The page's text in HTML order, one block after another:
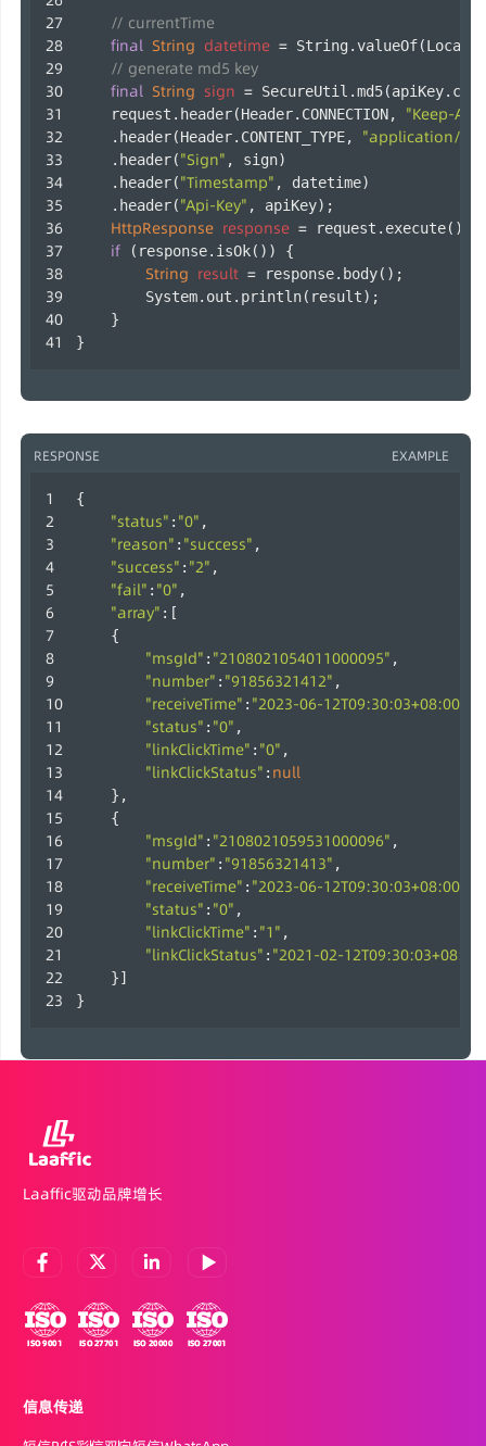
// currentTime
final String datetime =
// generate md5 key
final String sign =
    request.header(Header.CONNECTION,
"Keep-
    .header(Header.CONTENT_TYPE,
"application/
    .header(
"Sign" , sign)
    .header(
"Timestamp" , datetime)
    .header(
"Api-Key" , apiKey);
HttpResponse response = request.execute();
if (response.isOk()) {
String result = response.body();
        System.out.println(result);
    }
}
RESPONSE EXAMPLE
{
"status" : "0" ,
"reason" : "success" ,
"success" : "2" ,
"fail" : "0" ,
"array" :[
    {
"msgId" : "2108021054011000095" ,
"number" : "91856321412" ,
"receiveTime" : "2023-06-12T09:30:03+08:00"
"status" : "0" ,
"linkClickTime" : "0" ,
"linkClickStatus" : null
    },
    {
"msgId" : "2108021059531000096" ,
"number" : "91856321413" ,
"receiveTime" : "2023-06-12T09:30:03+08:00"
"status" : "0" ,
"linkClickTime" : "1" ,
"linkClickStatus" : "2021-02-
    }]
}
Laaffic驱动品牌增长
信息传递